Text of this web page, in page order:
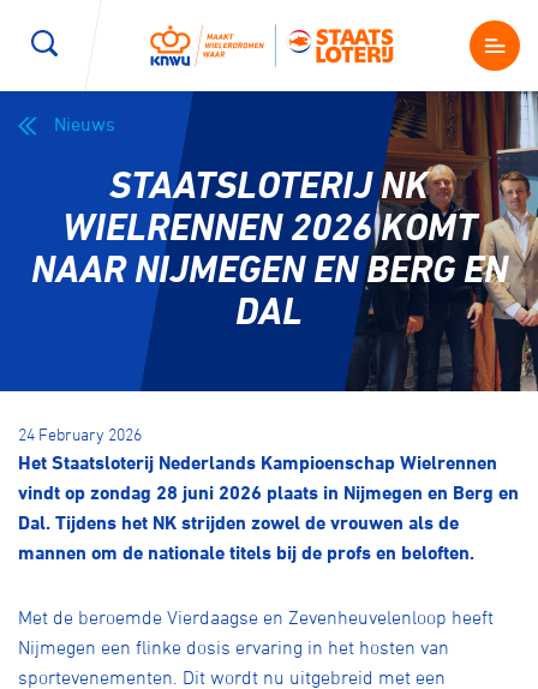
Kenniscentrum
Magazine
Shop
Producten en diensten
Contact
Over ons
Lid worden
Nieuws
STAATSLOTERIJ NK
WIELRENNEN 2026 KOMT
NAAR NIJMEGEN EN BERG EN
DAL
24 February 2026
Het Staatsloterij Nederlands Kampioenschap Wielrennen
vindt op zondag 28 juni 2026 plaats in Nijmegen en Berg en
Dal. Tijdens het NK strijden zowel de vrouwen als de
mannen om de nationale titels bij de profs en beloften.
Met de beroemde Vierdaagse en Zevenheuvelenloop heeft
Nijmegen een flinke dosis ervaring in het hosten van
sportevenementen. Dit wordt nu uitgebreid met een
Wegwielrennen Mountainbiken
Kunstwielrijden ID-Cycling
Baanwielrennen Strandrace
BMX freestyle
Veldrijden Biketrial